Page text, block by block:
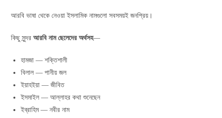
আরবি ভাষা থেকে নেওয়া ইসলামিক নামগুলো সবসময়ই জনপ্রিয়।
কিছু সুন্দরআরবি নাম ছেলেদের অর্থসহ—
হামজা — শক্তিশালী
বিলাল — পানীয় জল
ইয়াহইয়া — জীবিত
ইসমাইল — আল্লাহর কথা শুনেছেন
ইব্রাহিম — নবীর নাম